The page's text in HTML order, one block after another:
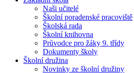
Naši učitelé
Školní poradenské pracoviště
Školská rada
Školní knihovna
Průvodce pro žáky 9. třídy
Dokumenty školy
Školní družina
Novinky ze školní družiny